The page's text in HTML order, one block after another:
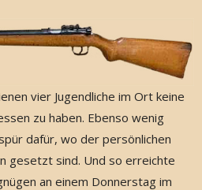
vier Jugendliche im Ort keine
zu haben. Ebenso wenig
dafür, wo der persönlichen
gesetzt sind. Und so erreichte
an einem Donnerstag im